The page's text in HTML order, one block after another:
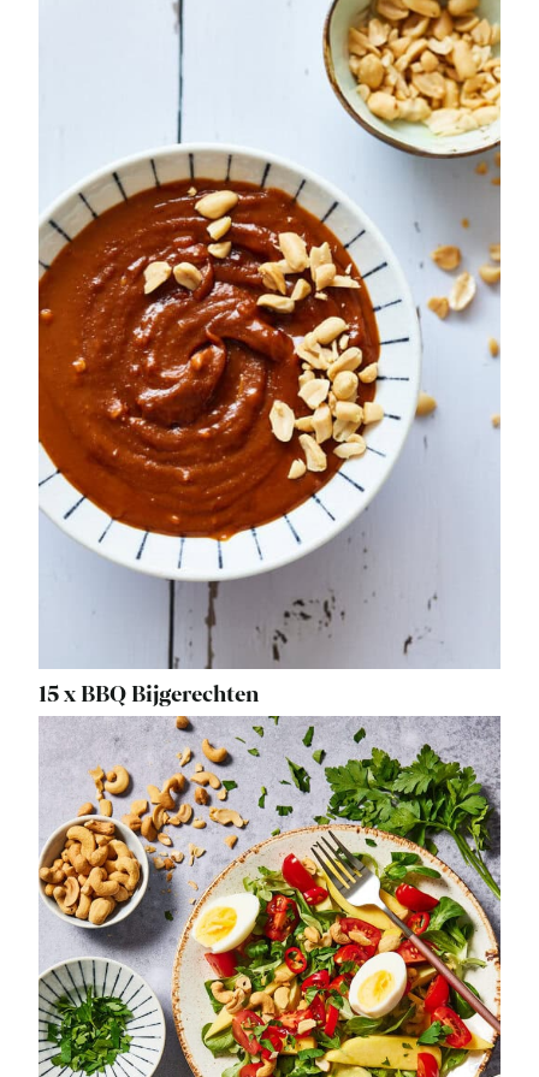
15 x BBQ Bijgerechten